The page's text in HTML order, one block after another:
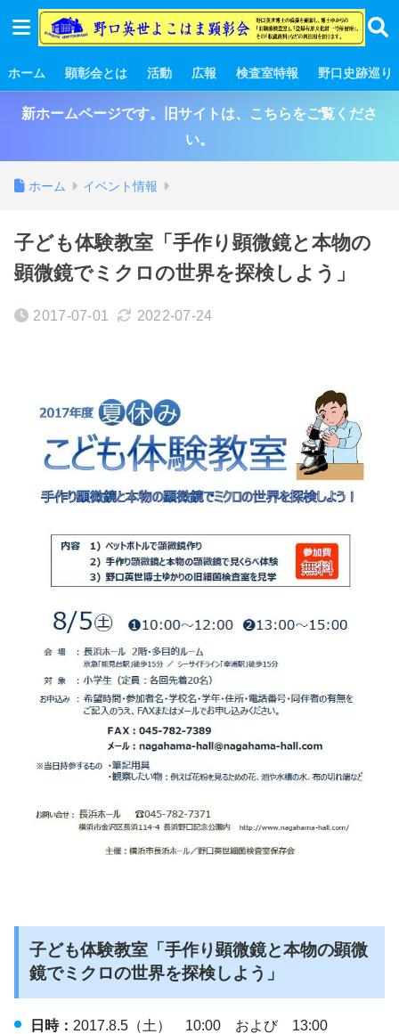
ホーム 顕彰会とは 活動 広報 検査室特報 野口史跡巡り
新ホームページです。旧サイトは、こちらをご覧くださ
い。
ホーム イベント情報
子ども体験教室「手作り顕微鏡と本物の
顕微鏡でミクロの世界を探検しよう」
2017-07-01 2022-07-24
子ども体験教室「手作り顕微鏡と本物の顕微
鏡でミクロの世界を探検しよう」
日時： 2017.8.5（土） 10:00 および 13:00